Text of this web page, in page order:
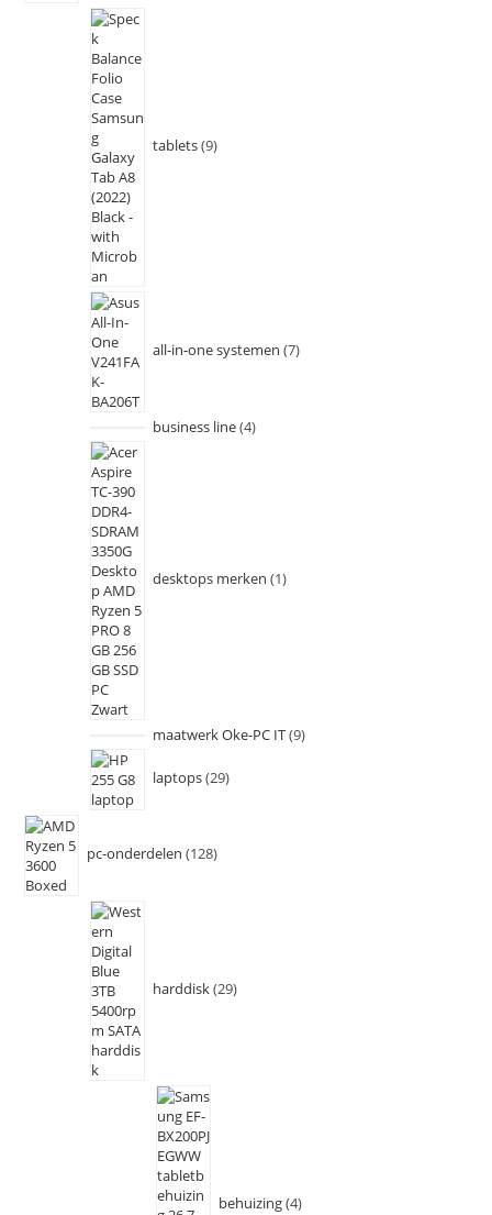
tablets 9
all-in-one systemen 7
business line 4
desktops merken 1
maatwerk Oke-PC IT 9
laptops 29
pc-onderdelen 128
harddisk 29
behuizing 4